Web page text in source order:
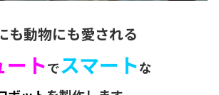
も動物にも愛される
ートでスマートな